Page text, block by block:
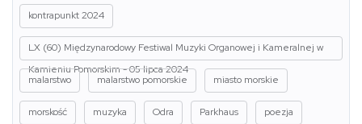
kontrapunkt 2024
LX (60) Międzynarodowy Festiwal Muzyki Organowej i Kameralnej w
Kamieniu Pomorskim - 05 lipca 2024
malarstwo
malarstwo pomorskie miasto morskie
morskość muzyka Odra Parkhaus poezja